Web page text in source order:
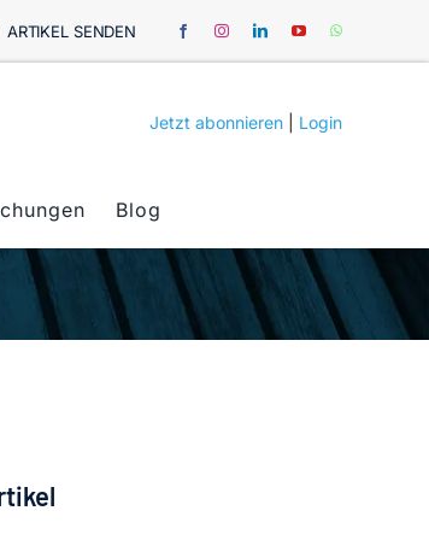
ARTIKEL SENDEN
Jetzt abonnieren Login
Blog